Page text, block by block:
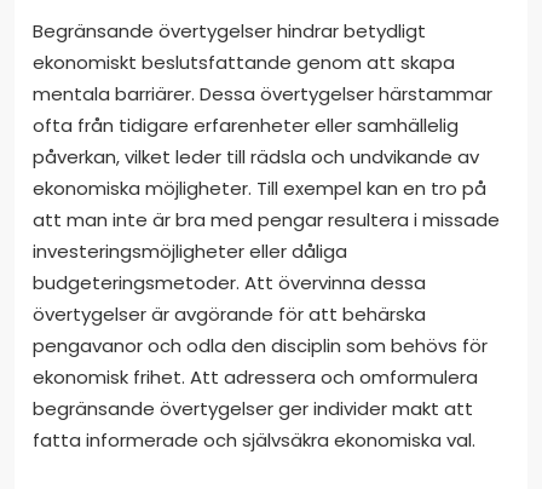
Begränsande övertygelser hindrar betydligt
ekonomiskt beslutsfattande genom att skapa
mentala barriärer. Dessa övertygelser härstammar
ofta från tidigare erfarenheter eller samhällelig
påverkan, vilket leder till rädsla och undvikande av
ekonomiska möjligheter. Till exempel kan en tro på
att man inte är bra med pengar resultera i missade
investeringsmöjligheter eller dåliga
budgeteringsmetoder. Att övervinna dessa
övertygelser är avgörande för att behärska
pengavanor och odla den disciplin som behövs för
ekonomisk frihet. Att adressera och omformulera
begränsande övertygelser ger individer makt att
fatta informerade och självsäkra ekonomiska val.